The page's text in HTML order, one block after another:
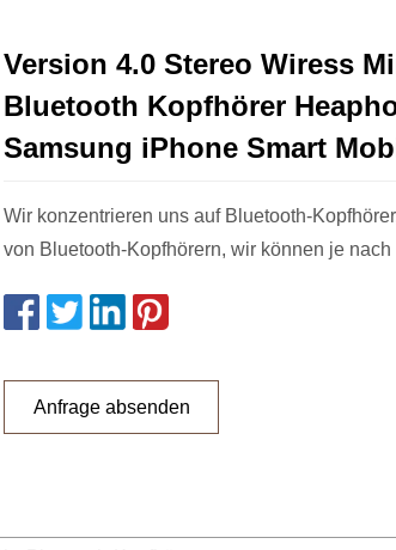
Version 4.0 Stereo Wiress
Bluetooth Kopfhörer
Samsung iPhone Smart
Wir konzentrieren uns auf Bluetooth-
von Bluetooth-Kopfhörern, wir können je nach
Anfrage absenden